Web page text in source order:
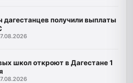
дагестанцев получили выплаты
школ откроют в Дагестане 1